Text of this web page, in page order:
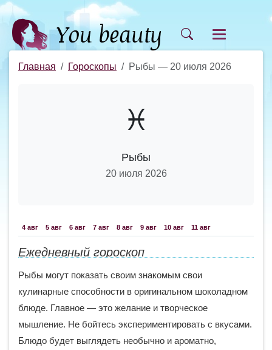
Главная Гороскопы Рыбы — 20 июля 2026
♓
Рыбы
20 июля 2026
4 авг 5 авг 6 авг 7 авг 8 авг 9 авг 10 авг 11 авг
Ежедневный гороскоп
Рыбы могут показать своим знакомым свои
кулинарные способности в оригинальном шоколадном
блюде. Главное — это желание и творческое
мышление. Не бойтесь экспериментировать с вкусами.
Блюдо будет выглядеть необычно и ароматно,